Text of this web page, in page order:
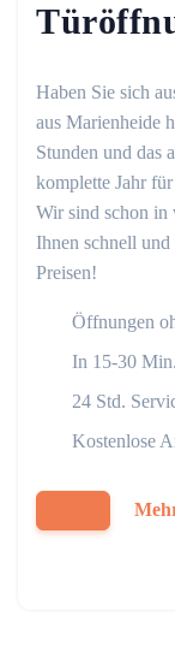
Haben Sie sich
aus Marienheide
Stunden und das
komplette Jahr
Wir sind schon
Ihnen schnell
Preisen!
Öffnungen
In 15-30
24 Std.
Kostenlose